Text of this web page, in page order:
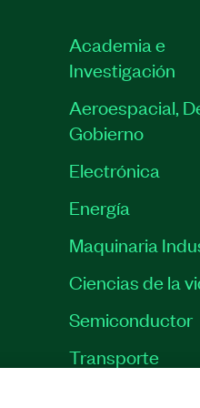
Academia e
Investigación
Aeroespacial,
Gobierno
Electrónica
Energía
Maquinaria
Ciencias de la
Semiconductor
Transporte